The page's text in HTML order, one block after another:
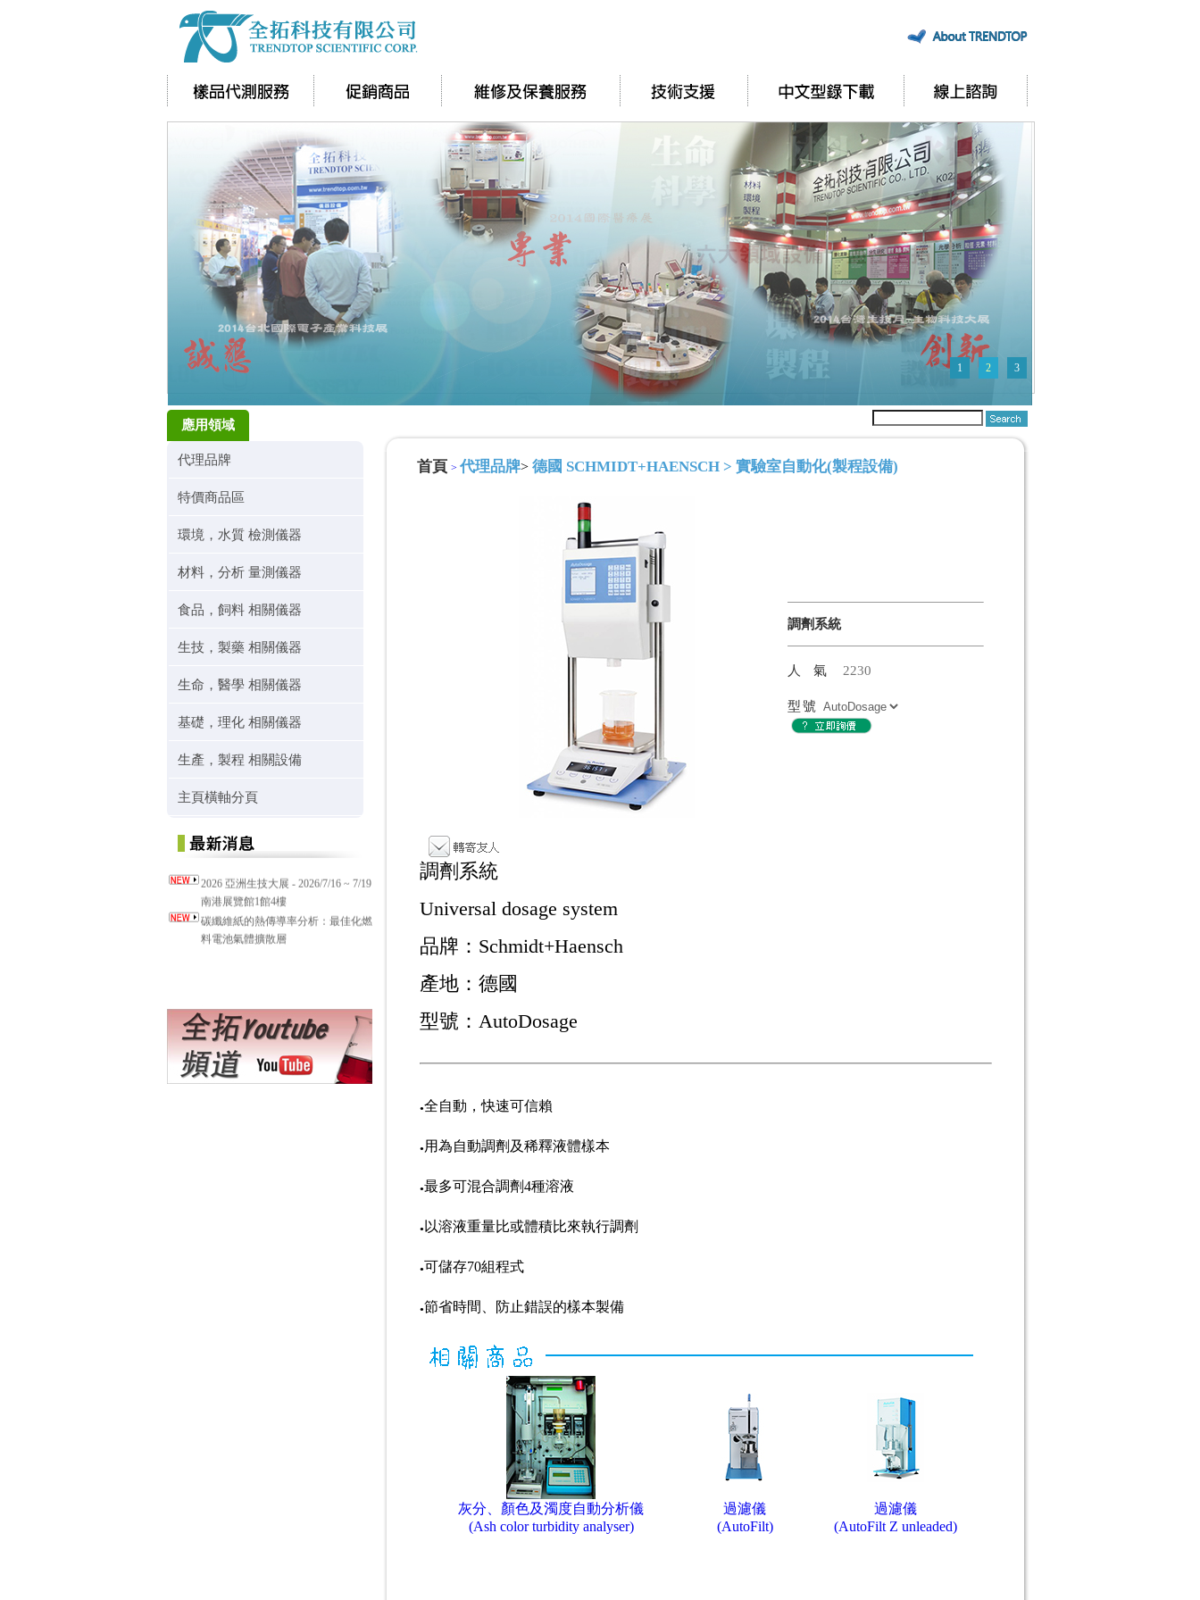
1 2 3
應用領域
代理品牌
特價商品區
環境，水質 檢測儀器
材料，分析 量測儀器
食品，飼料 相關儀器
生技，製藥 相關儀器
生命，醫學 相關儀器
基礎，理化 相關儀器
生產，製程 相關設備
主頁橫軸分頁
南港展覽館1館4樓
碳纖維紙的熱傳導率分析：最佳化燃
料電池氣體擴散層
首頁 > 代理品牌> 德國 SCHMIDT+HAENSCH > 實驗室自動化(製程設備)
調劑系統
人氣 2230
型號
調劑系統
Universal dosage system
品牌：Schmidt+Haensch
產地：德國
型號：AutoDosage
●全自動，快速可信賴
● 用為自動調劑及稀釋液體樣本
●最多可混合調劑4種溶液
● 以溶液重量比或體積比來執行調劑
●可儲存70組程式
●節省時間、防止錯誤的樣本製備
灰分、顏色及濁度自動分析儀
(Ash color turbidity analyser)
過濾儀
(AutoFilt)
過濾儀
(AutoFilt Z unleaded)